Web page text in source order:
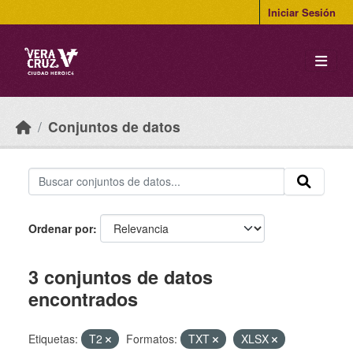
Iniciar Sesión
Conjuntos de datos
Ordenar por
3 conjuntos de datos
encontrados
Etiquetas: T2 Formatos: TXT
XLSX